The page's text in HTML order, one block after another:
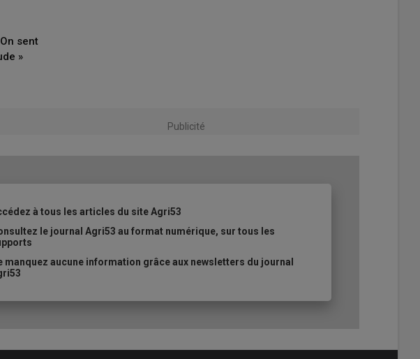
sent
»
Publicité
à tous les articles du site Agri53
le journal Agri53 au format numérique, sur tous les
manquez aucune information grâce aux newsletters du journal